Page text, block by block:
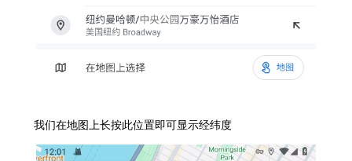
我们在地图上长按此位置即可显示经纬度